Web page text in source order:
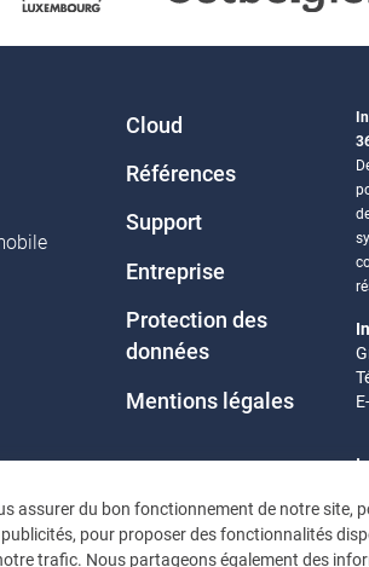
assurer du bon fonctionnement de notre site,
pour proposer des fonctionnalités
trafic. Nous partageons également des
Cloud
Références
Support
Entreprise
Protection des
données
Mentions légales